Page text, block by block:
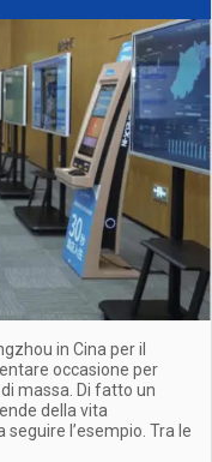
in Cina per il
occasione per
massa. Di fatto un
della vita
l’esempio. Tra le